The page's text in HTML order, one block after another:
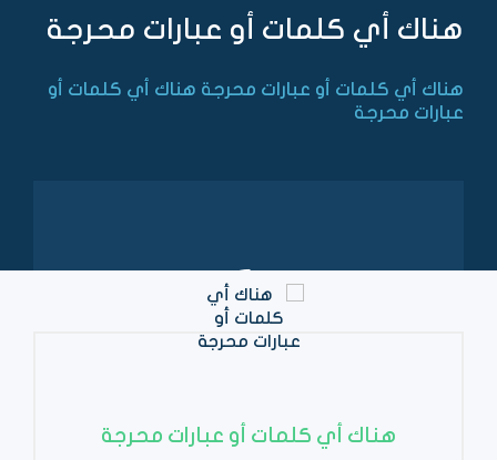
هناك أي كلمات أو عبارات محرجة
هناك أي كلمات أو عبارات محرجة هناك أي كلمات أو
عبارات محرجة
هناك أي كلمات أو عبارات محرجة